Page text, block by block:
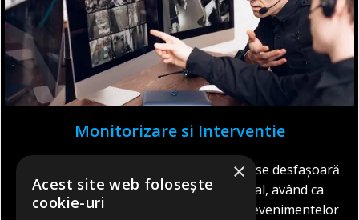
Monitorizare si Interventie
Serviciile de monitorizare si interventie se desfașoară
prin intermediul dispeceratului central, având ca
obiectiv tratarea cu eficiență a tuturor evenimentelor
×
Acest site web folosește
cookie-uri